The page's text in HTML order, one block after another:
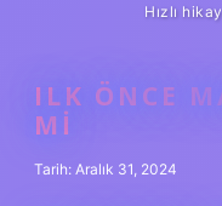
Hızlı
ILK ÖNCE
MI
Tarih: Aralık 31, 2024